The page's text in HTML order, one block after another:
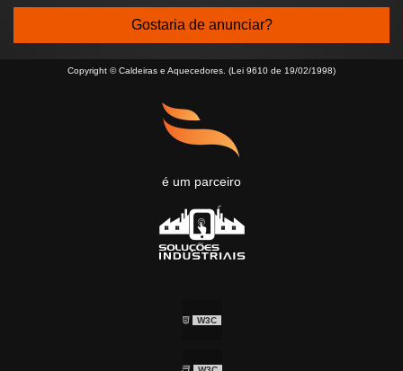
Gostaria de anunciar?
Copyright © Caldeiras e Aquecedores. (Lei 9610 de 19/02/1998)
é um parceiro
W3C